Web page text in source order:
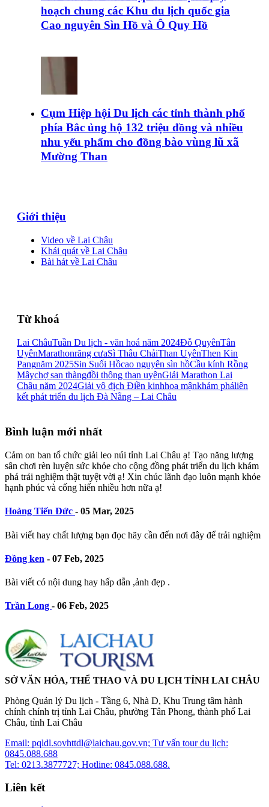
hoạch chung các Khu du lịch quốc gia
Cao nguyên Sìn Hồ và Ô Quy Hồ
Cụm Hiệp hội Du lịch các tỉnh thành phố
phía Bắc ủng hộ 132 triệu đồng và nhiều
nhu yếu phẩm cho đồng bào vùng lũ xã
Mường Than
Giới thiệu
Video về Lai Châu
Khái quát về Lai Châu
Bài hát về Lai Châu
Từ khoá
Lai ChâuTuần Du lịch - văn hoá năm 2024Đỗ QuyênTân
UyênMarathonrăng cưaSì Thâu ChảiThan UyênThen Kin
Pangnăm 2025Sin Suối Hồcao nguyên sìn hồCầu kính Rồng
Mâychợ san thàngđồi thông than uyênGiải Marathon Lai
Châu năm 2024Giải vô địch Điền kinhhoa mậnkhám pháliên
kết phát triển du lịch Đà Nẵng – Lai Châu
Bình luận mới nhất
Cảm on ban tổ chức giải leo núi tỉnh Lai Châu ạ! Tạo năng lượng
sân chơi rèn luyện sức khỏe cho cộng đồng phát triển du lịch khám
phá trải nghiệm thật tuyệt vời ạ! Xin chúc lãnh đạo luôn mạnh khỏe
hạnh phúc và cống hiến nhiều hơn nữa ạ!
Hoàng Tiến Đức - 05 Mar, 2025
Bài viết hay chất lượng bạn đọc hãy cần đến nơi đây để trải nghiệm
Đồng ken - 07 Feb, 2025
Bài viết có nội dung hay hấp dẫn ,ảnh đẹp .
Trần Long - 06 Feb, 2025
SỞ VĂN HÓA, THỂ THAO VÀ DU LỊCH TỈNH LAI CHÂU
Phòng Quản lý Du lịch - Tầng 6, Nhà D, Khu Trung tâm hành
chính chính trị tỉnh Lai Châu, phường Tân Phong, thành phố Lai
Châu, tỉnh Lai Châu
Email: pqldl.sovhttdl@laichau.gov.vn; Tư vấn tour du lịch:
0845.088.688
Tel: 0213.3877727; Hotline: 0845.088.688.
Liên kết